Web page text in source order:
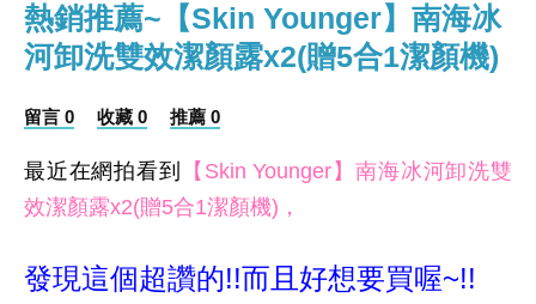
熱銷推薦~【Skin Younger】南海冰
河卸洗雙效潔顏露x2(贈5合1潔顏機)
留言 0 收藏 0 推薦 0
最近在網拍看到
【Skin Younger】南海冰河卸洗雙
效潔顏露x2(贈5合1潔顏機)，
發現這個超讚的!!而且好想要買喔~!!